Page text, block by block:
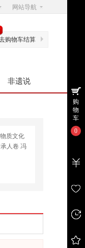
网站导航
购物车结算
非遗说
质文化
人卷 冯
购
物
车
0